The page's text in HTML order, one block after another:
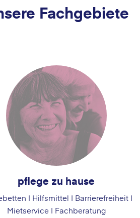
Fachgebiete
pflege zu hause
| Hilfsmittel I Barrierefreiheit |
Mietservice I Fachberatung